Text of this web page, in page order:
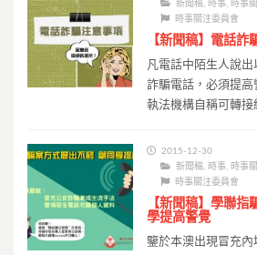
新聞稿, 時事, 時事
時事關注委員會
【新聞稿】電話詐
凡電話中陌生人說
詐騙電話，必須提
執法機構自稱可轉
2015-12-30
新聞稿, 時事, 時事
時事關注委員會
【新聞稿】學聯指
學提高警覺
鑒於本澳出現冒充